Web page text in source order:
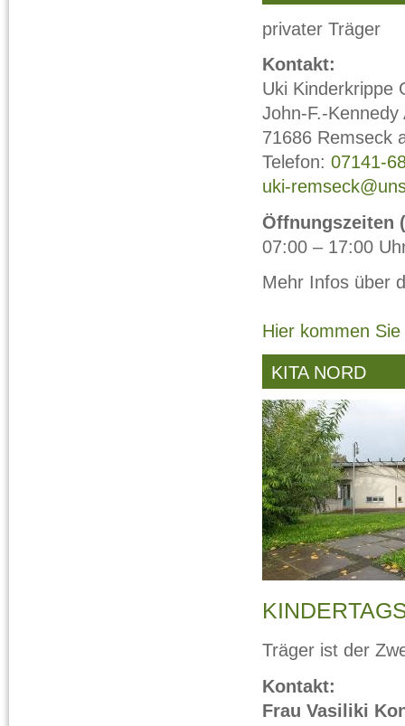
privater Träger
Kontakt:
Uki Kinderkrippe
John-F.-Kennedy
71686 Remseck
Telefon: 07141-
uki-
Öffnungszeiten
07:00 – 17:00
Mehr Infos über
Hier kommen
KITA NORD
Träger ist der
Kontakt:
Frau Vasiliki